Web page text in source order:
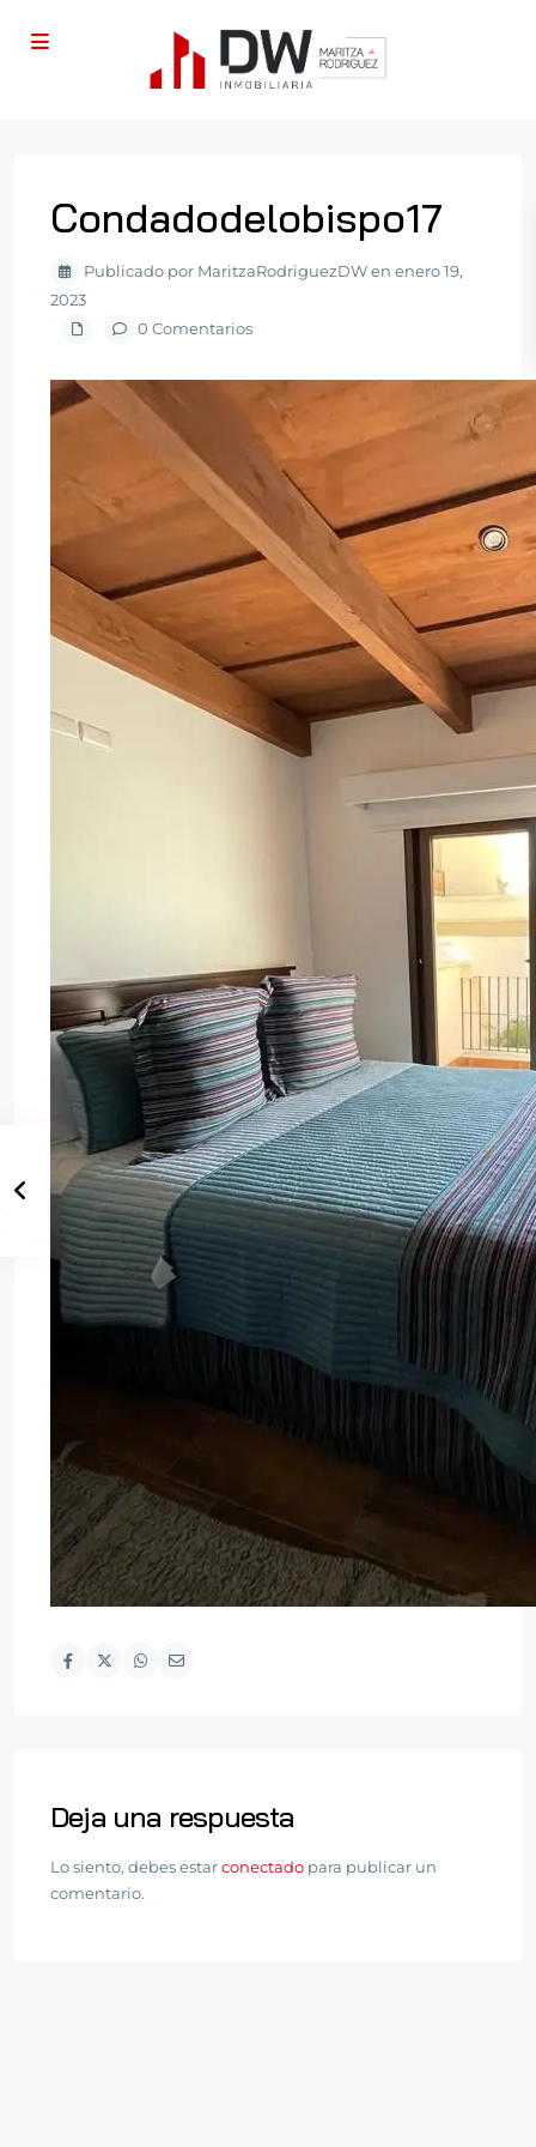
Condadodelobispo17
Publicado por MaritzaRodriguezDW en enero 19,
2023
0 Comentarios
Deja una respuesta
Lo siento, debes estarconectado para publicar un
comentario.